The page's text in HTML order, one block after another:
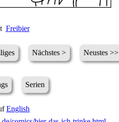
Freibier
Nächstes > Neustes >>
Serien
English